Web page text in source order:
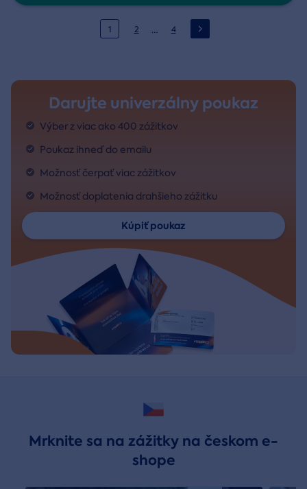
1 2 … 4
Darujte univerzálny poukaz
Výber z viac ako 400 zážitkov
Poukaz ihneď do emailu
Možnosť čerpať viac zážitkov
Možnosť doplatenia drahšieho zážitku
Kúpiť poukaz
Mrknite sa na zážitky na českom e-
shope